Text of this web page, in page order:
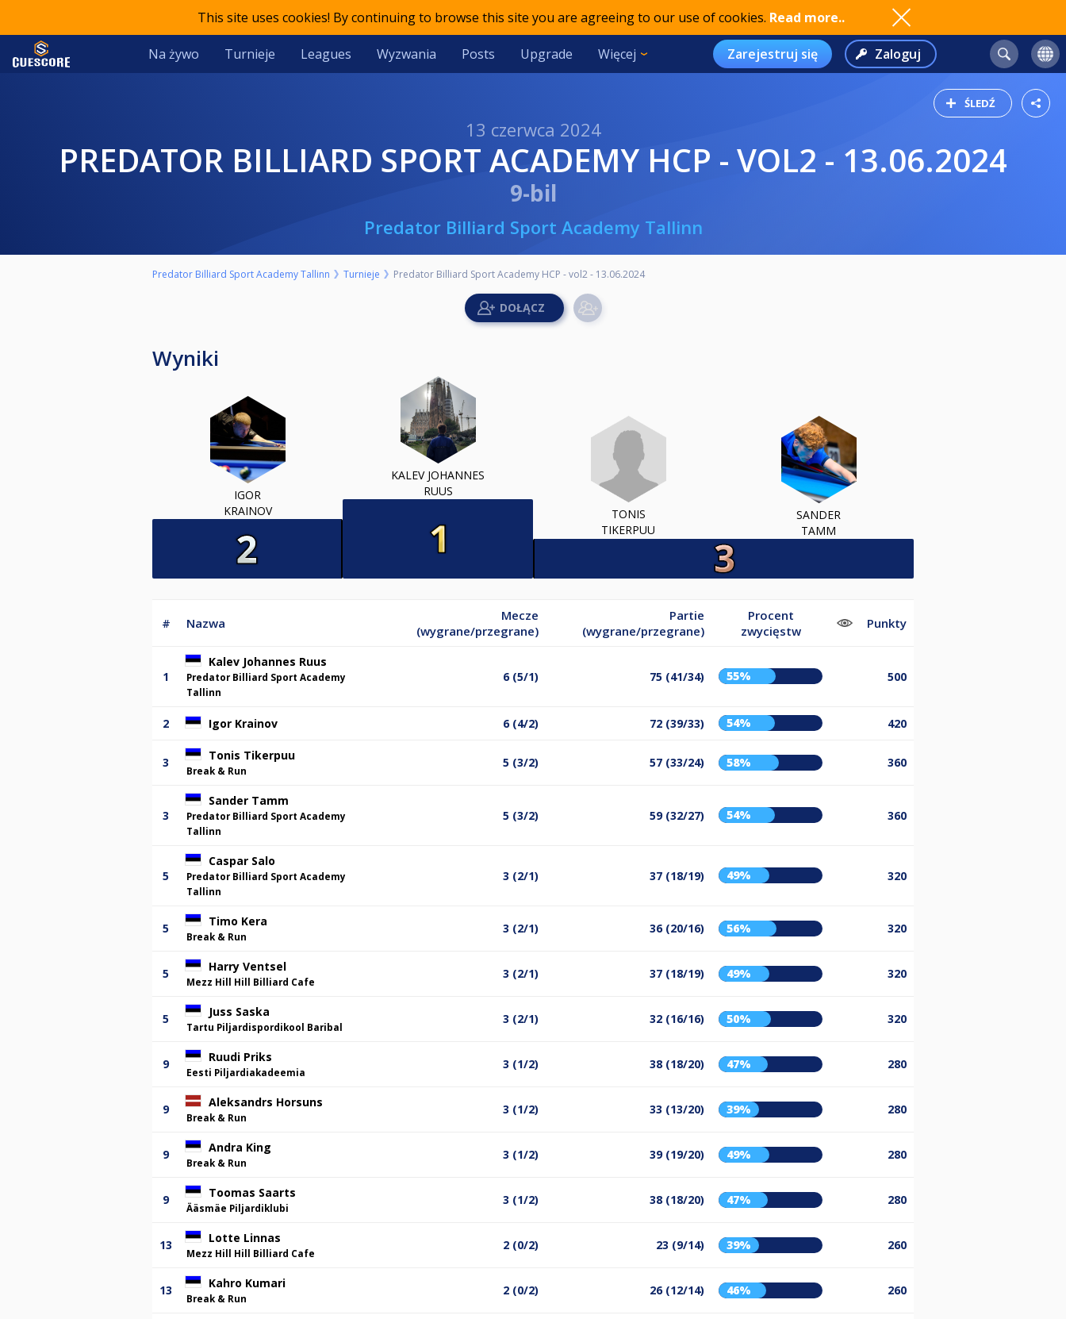
This site uses cookies! By continuing to browse this site you are agreeing to our use of cookies. Read more..
Na żywo Turnieje Leagues Wyzwania Posts Upgrade Więcej Zarejestruj się Zaloguj
ŚLEDŹ
13 czerwca 2024
PREDATOR BILLIARD SPORT ACADEMY HCP - VOL2 - 13.06.2024
9-bil
Predator Billiard Sport Academy Tallinn
Predator Billiard Sport Academy Tallinn Turnieje Predator Billiard Sport Academy HCP - vol2 - 13.06.2024
Wyniki
IGOR
KRAINOV
KALEV JOHANNES
RUUS
TONIS
TIKERPUU
SANDER
TAMM
# Nazwa
Mecze
(wygrane/przegrane)
Partie
(wygrane/przegrane)
Procent
zwycięstw
Punkty
1
Kalev Johannes Ruus
Predator Billiard Sport Academy
Tallinn
6 (5/1) 75 (41/34) 55% 500
2 Igor Krainov 6 (4/2) 72 (39/33) 54% 420
3 Tonis Tikerpuu
Break & Run
5 (3/2) 57 (33/24) 58% 360
3
Sander Tamm
Predator Billiard Sport Academy
Tallinn
5 (3/2) 59 (32/27) 54% 360
5
Caspar Salo
Predator Billiard Sport Academy
Tallinn
3 (2/1) 37 (18/19) 49% 320
5 Timo Kera
Break & Run
3 (2/1) 36 (20/16) 56% 320
5 Harry Ventsel
Mezz Hill Hill Billiard Cafe
3 (2/1) 37 (18/19) 49% 320
5 Juss Saska
Tartu Piljardispordikool Baribal
3 (2/1) 32 (16/16) 50% 320
9 Ruudi Priks
Eesti Piljardiakadeemia
3 (1/2) 38 (18/20) 47% 280
9 Aleksandrs Horsuns
Break & Run
3 (1/2) 33 (13/20) 39% 280
9 Andra King
Break & Run
3 (1/2) 39 (19/20) 49% 280
9 Toomas Saarts
Ääsmäe Piljardiklubi
3 (1/2) 38 (18/20) 47% 280
13 Lotte Linnas
Mezz Hill Hill Billiard Cafe
2 (0/2) 23 (9/14) 39% 260
13 Kahro Kumari
Break & Run
2 (0/2) 26 (12/14) 46% 260